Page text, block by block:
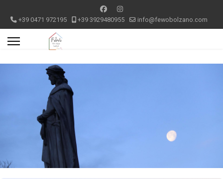
+39 0471 972195 +39 3929480955 info@fewobolzano.com